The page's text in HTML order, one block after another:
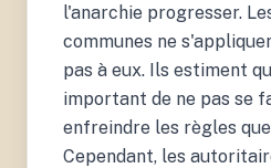
l'anarchie progresser.
communes ne
pas à eux. Ils estiment
important de ne pas se
enfreindre les règles
Cependant, les